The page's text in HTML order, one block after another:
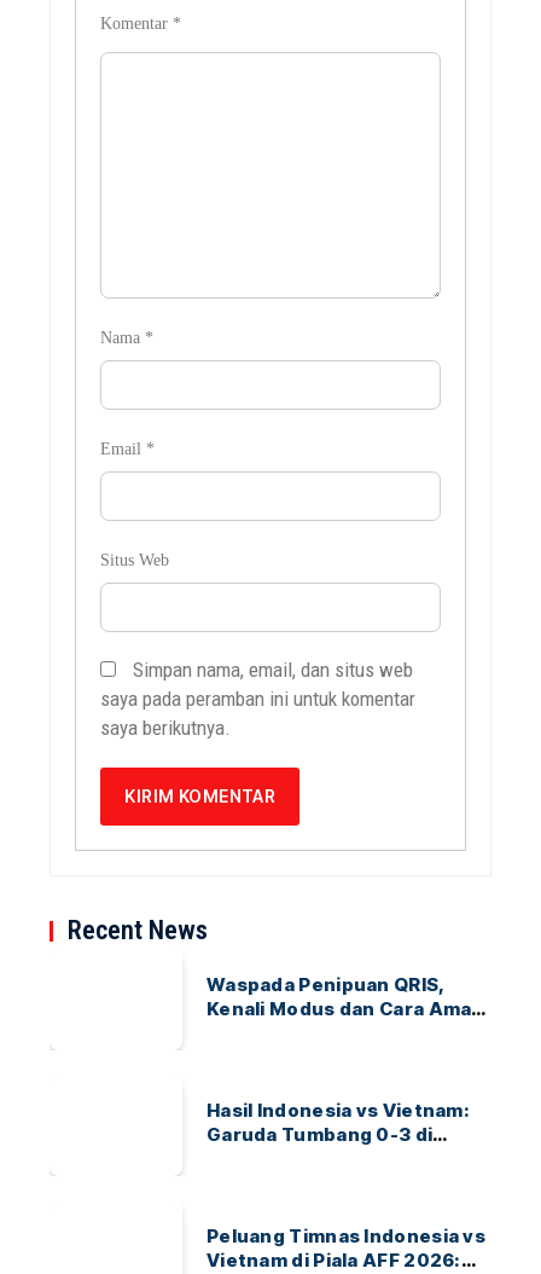
Komentar *
Nama *
Email *
Situs Web
Simpan nama, email, dan situs web
saya pada peramban ini untuk komentar
saya berikutnya.
Recent News
Waspada Penipuan QRIS,
Kenali Modus dan Cara Aman
Hasil Indonesia vs Vietnam:
Garuda Tumbang 0-3 di
Peluang Timnas Indonesia vs
Vietnam di Piala AFF 2026: